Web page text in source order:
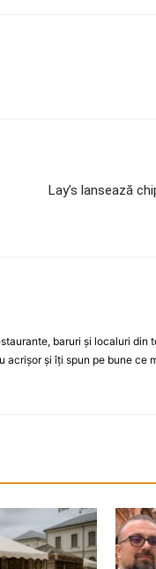
Lay’s lansează
baruri şi localuri din
acrişor şi îţi spun pe bune ce